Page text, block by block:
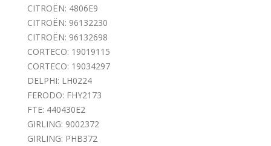
CITROËN: 4806E9
CITROËN: 96132230
CITROËN: 96132698
CORTECO: 19019115
CORTECO: 19034297
DELPHI: LH0224
FERODO: FHY2173
FTE: 440430E2
GIRLING: 9002372
GIRLING: PHB372